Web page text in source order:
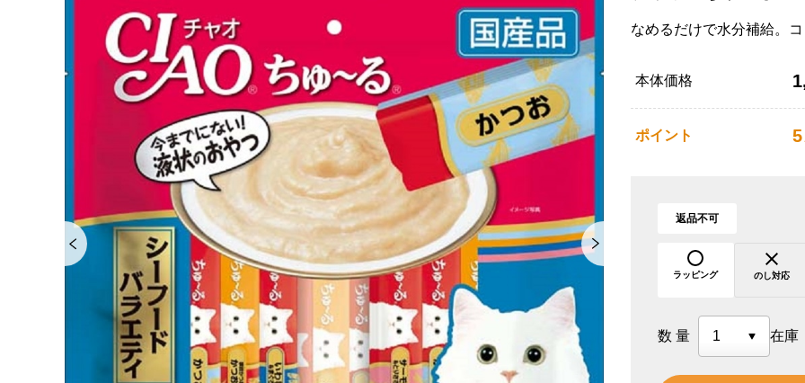
なめるだけで水分補給。
本体価格
ポイント 5
返品不可
ラッピング のし対応
数量 在庫